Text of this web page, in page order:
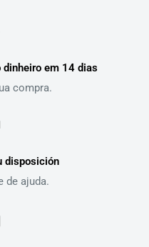
dinheiro em 14 dias
compra.
disposición
de ajuda.